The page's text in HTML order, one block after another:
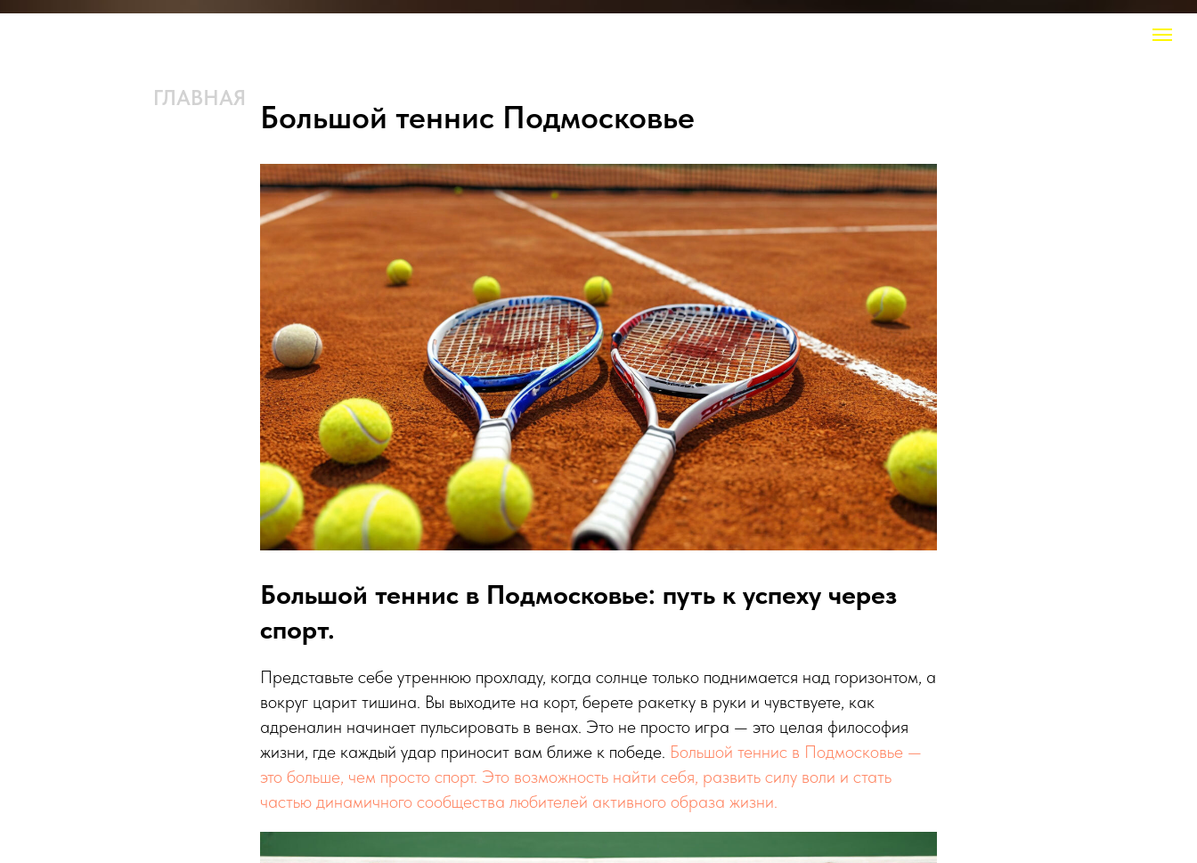
ГЛАВНАЯ
Большой теннис Подмосковье
Большой теннис в Подмосковье: путь к успеху через
спорт.
Представьте себе утреннюю прохладу, когда солнце только поднимается над горизонтом, а
вокруг царит тишина. Вы выходите на корт, берете ракетку в руки и чувствуете, как
адреналин начинает пульсировать в венах. Это не просто игра — это целая философия
жизни, где каждый удар приносит вам ближе к победе. Большой теннис в Подмосковье —
это больше, чем просто спорт. Это возможность найти себя, развить силу воли и стать
частью динамичного сообщества любителей активного образа жизни.